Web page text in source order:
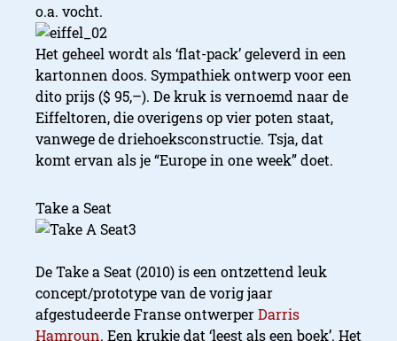
o.a. vocht.
Het geheel wordt als ‘flat-pack’ geleverd in een
kartonnen doos. Sympathiek ontwerp voor een
dito prijs ($ 95,–). De kruk is vernoemd naar de
Eiffeltoren, die overigens op vier poten staat,
vanwege de driehoeksconstructie. Tsja, dat
komt ervan als je “Europe in one week” doet.
Take a Seat
De Take a Seat (2010) is een ontzettend leuk
concept/prototype van de vorig jaar
afgestudeerde Franse ontwerperDarris
Hamroun. Een krukje dat ‘leest als een boek’. Het